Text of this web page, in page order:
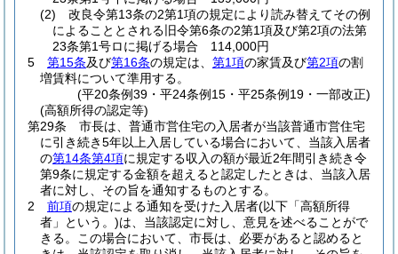
(2)
改良令第13条の2第1項の規定により読み替えてその例
によることとされる旧令第6条の2第1項及び第2項の法第
23条第1号ロに掲げる場合 114,000円
5
第15条及び第16条の規定は、 第1項の家賃及び第2項の割
増賃料について準用する。
(平20条例39・平24条例15・平25条例19・一部改正)
(高額所得の認定等)
第29条
市長は、普通市営住宅の入居者が当該普通市営住宅
に引き続き5年以上入居している場合において、当該入居者
の第14条第4項に規定する収入の額が最近2年間引き続き令
第9条に規定する金額を超えると認定したときは、当該入居
者に対し、その旨を通知するものとする。
2
前項の規定による通知を受けた入居者(以下「高額所得
者」という。)は、当該認定に対し、意見を述べることがで
きる。
この場合において、市長は、必要があると認めると